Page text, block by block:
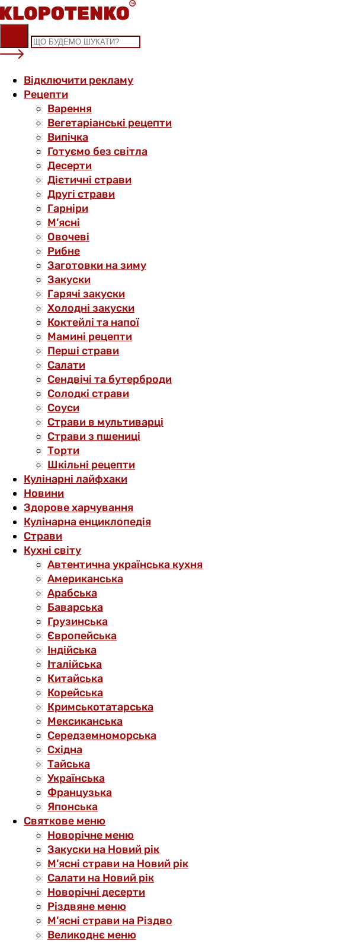
Skip
to
content
Відключити рекламу
Рецепти
Варення
Вегетаріанські рецепти
Випічка
Готуємо без світла
Десерти
Дієтичні страви
Другі страви
Гарніри
М’ясні
Овочеві
Рибне
Заготовки на зиму
Закуски
Гарячі закуски
Холодні закуски
Коктейлі та напої
Мамині рецепти
Перші страви
Салати
Сендвічі та бутерброди
Солодкі страви
Соуси
Страви в мультиварці
Страви з пшениці
Торти
Шкільні рецепти
Кулінарні лайфхаки
Новини
Здорове харчування
Кулінарна енциклопедія
Страви
Кухні світу
Автентична українська кухня
Американська
Арабська
Баварська
Грузинська
Європейська
Індійська
Італійська
Китайська
Корейська
Кримськотатарська
Мексиканська
Середземноморська
Східна
Тайська
Українська
Французька
Японська
Святкове меню
Новорічне меню
Закуски на Новий рік
М’ясні страви на Новий рік
Салати на Новий рік
Новорічні десерти
Різдвяне меню
М’ясні страви на Різдво
Великоднє меню